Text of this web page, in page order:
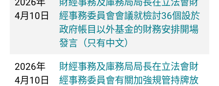
4月10日
經事務委員會會議就檢討36個設於
政府帳目以外基金的財務安排開場
發言（只有中文）
2026年
4月10日
​財經事務及庫務局局長在立法會財
經事務委員會有關加強規管持牌放